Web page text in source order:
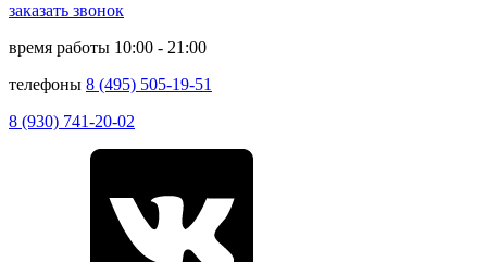
заказать звонок
время работы 10:00 - 21:00
телефоны 8 (495) 505-19-51
8 (930) 741-20-02